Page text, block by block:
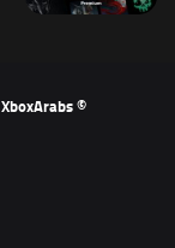
© Copyright 2020, All Rights Reserved |
XboxArabs